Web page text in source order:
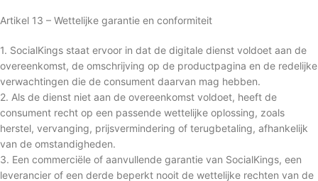
Artikel 13 – Wettelijke garantie en conformiteit
1. SocialKings staat ervoor in dat de digitale dienst voldoet aan de
overeenkomst, de omschrijving op de productpagina en de redelijke
verwachtingen die de consument daarvan mag hebben.
2. Als de dienst niet aan de overeenkomst voldoet, heeft de
consument recht op een passende wettelijke oplossing, zoals
herstel, vervanging, prijsvermindering of terugbetaling, afhankelijk
van de omstandigheden.
3. Een commerciële of aanvullende garantie van SocialKings, een
leverancier of een derde beperkt nooit de wettelijke rechten van de